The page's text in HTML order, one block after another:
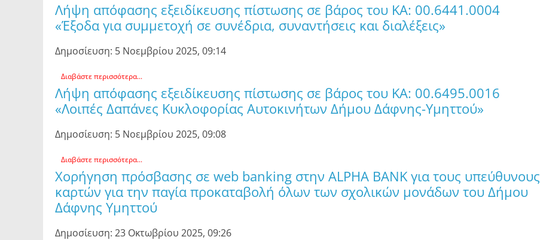
Λήψη απόφασης εξειδίκευσης πίστωσης σε βάρος του ΚΑ: 00.6441.0004
«Έξοδα για συμμετοχή σε συνέδρια, συναντήσεις και διαλέξεις»
Δημοσίευση: 5 Νοεμβρίου 2025, 09:14
Διαβάστε περισσότερα...
Λήψη απόφασης εξειδίκευσης πίστωσης σε βάρος του ΚΑ: 00.6495.0016
«Λοιπές Δαπάνες Κυκλοφορίας Αυτοκινήτων Δήμου Δάφνης-Υμηττού»
Δημοσίευση: 5 Νοεμβρίου 2025, 09:08
Διαβάστε περισσότερα...
Χορήγηση πρόσβασης σε web banking στην ALPHA BANK για τους υπεύθυνους
καρτών για την παγία προκαταβολή όλων των σχολικών μονάδων του Δήμου
Δάφνης Υμηττού
Δημοσίευση: 23 Οκτωβρίου 2025, 09:26